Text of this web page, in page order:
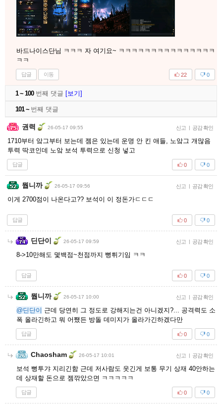
바드나이스단님 ㅋㅋㅋ 자 여기요~ ㅋㅋㅋㅋㅋㅋㅋㅋㅋㅋㅋㅋㅋㅋㅋ
ㅋㅋ
답글 이동 0
22
1 ~ 100번째 댓글 [보기]
101 ~ 번째 댓글
권력 26-05-17 09:55 신고 | 공감 확인
1710부터 앜그부터 보는데 젬은 있는데 운명 안 킨 애들, 노앜그 개많음
투력 딱코인데 노앜 보석 투력으로 신청 넣고
답글 0
0
뭡니까 26-05-17 09:56 신고 | 공감 확인
이게 2700점이 나온다고?? 보석이 이 정돈가ㄷㄷㄷ
답글 0
0
딘단이 26-05-17 09:59 신고 | 공감 확인
8->10만해도 몇백점~천점까지 뻥튀기임 ㅋㅋ
답글 0
0
뭡니까 26-05-17 10:00 신고 | 공감 확인
@딘단이 근데 당연히 그 정도로 강해지는건 아니겠지?... 공격력도 소
폭 올라긴하고 뭐 어쨌든 방돌 데미지가 올라가긴하겠다만
답글 0
0
Chaosham 26-05-17 10:01 신고 | 공감 확인
보석 뻥투갸 지리긴함 근데 저사람도 웃긴게 보통 무기 상재 40안하는
데 상재할 돈으로 젬깎았으면 ㅋㅋㅋㅋㅋ
답글 0
0